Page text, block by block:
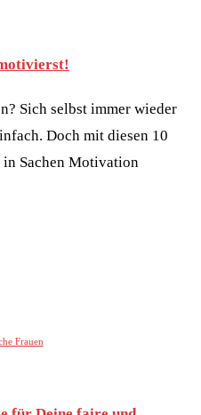
Sich selbst immer wieder
Doch mit diesen 10
Sachen Motivation
Frauen